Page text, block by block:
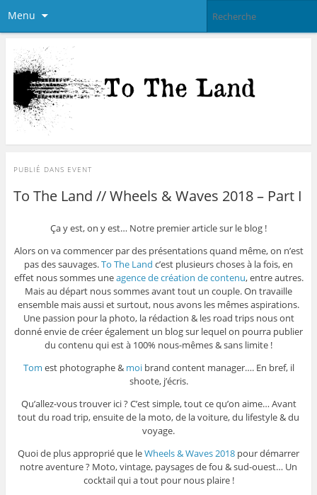
Menu
PUBLIÉ DANS EVENT
To The Land // Wheels & Waves 2018 – Part I
Ça y est, on y est… Notre premier article sur le blog !
Alors on va commencer par des présentations quand même, on n’est
pas des sauvages.To The Land c’est plusieurs choses à la fois, en
effet nous sommes uneagence de création de contenu, entre autres.
Mais au départ nous sommes avant tout un couple. On travaille
ensemble mais aussi et surtout, nous avons les mêmes aspirations.
Une passion pour la photo, la rédaction & les road trips nous ont
donné envie de créer également un blog sur lequel on pourra publier
du contenu qui est à 100% nous-mêmes & sans limite !
Tom est photographe & moibrand content manager…. En bref, il
shoote, j’écris.
Qu’allez-vous trouver ici ? C’est simple, tout ce qu’on aime… Avant
tout du road trip, ensuite de la moto, de la voiture, du lifestyle & du
voyage.
Quoi de plus approprié que leWheels & Waves 2018 pour démarrer
notre aventure ? Moto, vintage, paysages de fou & sud-ouest… Un
cocktail qui a tout pour nous plaire !